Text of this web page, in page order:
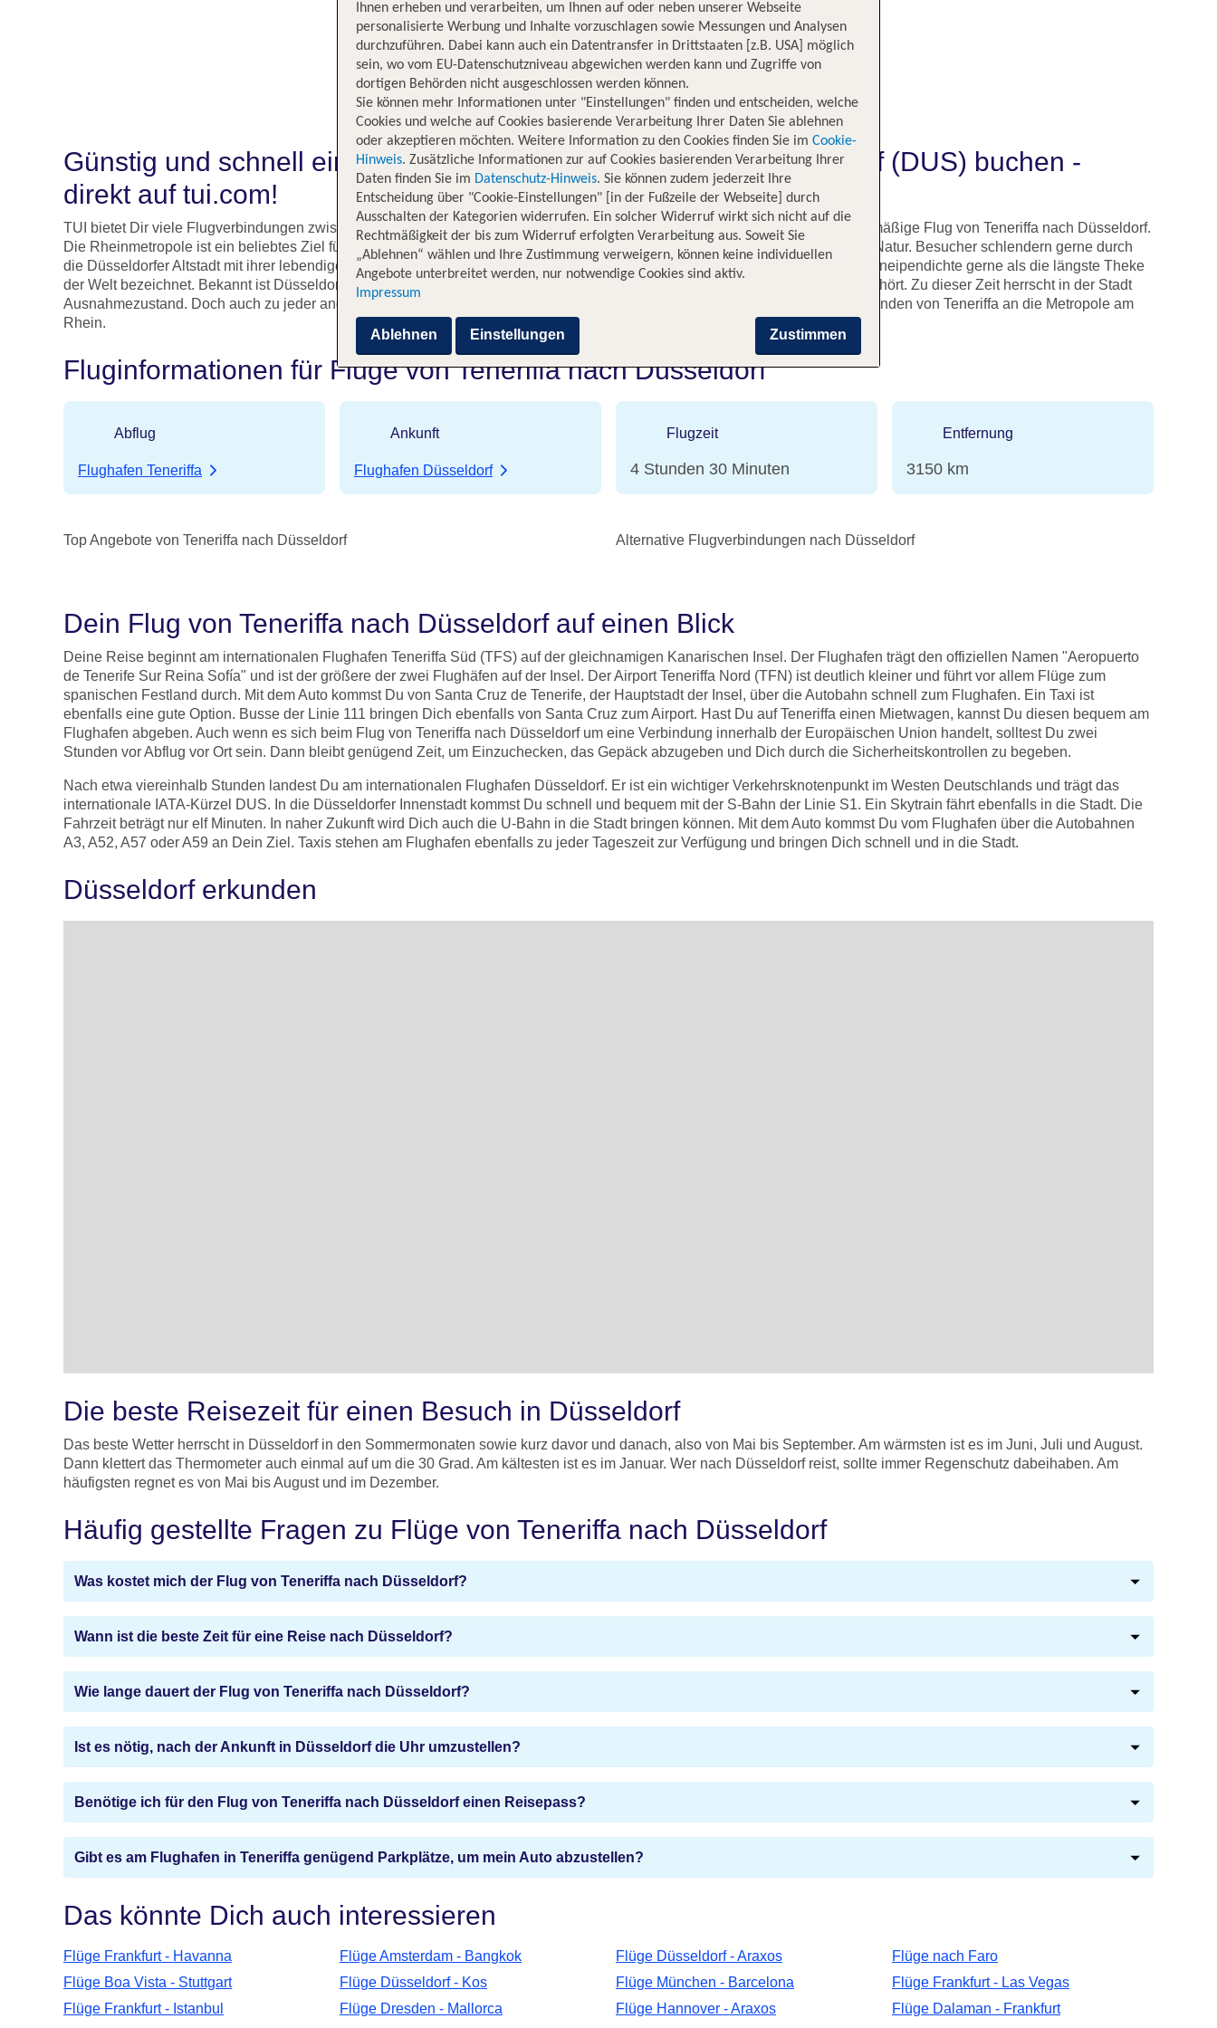
Günstig und schnell einen Flug von Teneriffa (TFS) nach Düsseldorf (DUS) buchen -
direkt auf tui.com!
TUI bietet Dir viele Flugverbindungen zwischen der Kanarischen Insel Teneriffa und Deutschland an, darunter ist auch er regelmäßige Flug von Teneriffa nach Düsseldorf.
Die Rheinmetropole ist ein beliebtes Ziel für einen Städtetrip und bietet eine gute Mischung aus Museen, Urban Art und grüner Natur. Besucher schlendern gerne durch
die Düsseldorfer Altstadt mit ihrer lebendigen Szene an Restaurants, Cafés und Bars. Die Innenstadt wird aufgrund der hohen Kneipendichte gerne als die längste Theke
der Welt bezeichnet. Bekannt ist Düsseldorf natürlich auch für seinen Karneval, der zu den größten seiner Art in Deutschland gehört. Zu dieser Zeit herrscht in der Stadt
Ausnahmezustand. Doch auch zu jeder anderen Jahreszeit ist Düsseldorf sehenswert. Mit TUI fliegst Du in etwa viereinhalb Stunden von Teneriffa an die Metropole am
Rhein.
Fluginformationen für Flüge von Teneriffa nach Düsseldorf
Abflug
Flughafen Teneriffa
Ankunft
Flughafen Düsseldorf
Flugzeit
4 Stunden 30 Minuten
Entfernung
3150 km
Top Angebote von Teneriffa nach Düsseldorf Alternative Flugverbindungen nach Düsseldorf
Dein Flug von Teneriffa nach Düsseldorf auf einen Blick
Deine Reise beginnt am internationalen Flughafen Teneriffa Süd (TFS) auf der gleichnamigen Kanarischen Insel. Der Flughafen trägt den offiziellen Namen "Aeropuerto
de Tenerife Sur Reina Sofía" und ist der größere der zwei Flughäfen auf der Insel. Der Airport Teneriffa Nord (TFN) ist deutlich kleiner und führt vor allem Flüge zum
spanischen Festland durch. Mit dem Auto kommst Du von Santa Cruz de Tenerife, der Hauptstadt der Insel, über die Autobahn schnell zum Flughafen. Ein Taxi ist
ebenfalls eine gute Option. Busse der Linie 111 bringen Dich ebenfalls von Santa Cruz zum Airport. Hast Du auf Teneriffa einen Mietwagen, kannst Du diesen bequem am
Flughafen abgeben. Auch wenn es sich beim Flug von Teneriffa nach Düsseldorf um eine Verbindung innerhalb der Europäischen Union handelt, solltest Du zwei
Stunden vor Abflug vor Ort sein. Dann bleibt genügend Zeit, um Einzuchecken, das Gepäck abzugeben und Dich durch die Sicherheitskontrollen zu begeben.
Nach etwa viereinhalb Stunden landest Du am internationalen Flughafen Düsseldorf. Er ist ein wichtiger Verkehrsknotenpunkt im Westen Deutschlands und trägt das
internationale IATA-Kürzel DUS. In die Düsseldorfer Innenstadt kommst Du schnell und bequem mit der S-Bahn der Linie S1. Ein Skytrain fährt ebenfalls in die Stadt. Die
Fahrzeit beträgt nur elf Minuten. In naher Zukunft wird Dich auch die U-Bahn in die Stadt bringen können. Mit dem Auto kommst Du vom Flughafen über die Autobahnen
A3, A52, A57 oder A59 an Dein Ziel. Taxis stehen am Flughafen ebenfalls zu jeder Tageszeit zur Verfügung und bringen Dich schnell und in die Stadt.
Düsseldorf erkunden
Die beste Reisezeit für einen Besuch in Düsseldorf
Das beste Wetter herrscht in Düsseldorf in den Sommermonaten sowie kurz davor und danach, also von Mai bis September. Am wärmsten ist es im Juni, Juli und August.
Dann klettert das Thermometer auch einmal auf um die 30 Grad. Am kältesten ist es im Januar. Wer nach Düsseldorf reist, sollte immer Regenschutz dabeihaben. Am
häufigsten regnet es von Mai bis August und im Dezember.
Häufig gestellte Fragen zu Flüge von Teneriffa nach Düsseldorf
Was kostet mich der Flug von Teneriffa nach Düsseldorf?
Wann ist die beste Zeit für eine Reise nach Düsseldorf?
Wie lange dauert der Flug von Teneriffa nach Düsseldorf?
Ist es nötig, nach der Ankunft in Düsseldorf die Uhr umzustellen?
Benötige ich für den Flug von Teneriffa nach Düsseldorf einen Reisepass?
Gibt es am Flughafen in Teneriffa genügend Parkplätze, um mein Auto abzustellen?
Das könnte Dich auch interessieren
Flüge Frankfurt - Havanna Flüge Amsterdam - Bangkok Flüge Düsseldorf - Araxos
Flüge nach Faro
Flüge Boa Vista - Stuttgart
Flüge Düsseldorf - Kos Flüge München - Barcelona
Flüge Frankfurt - Las Vegas
Flüge Frankfurt - Istanbul
Flüge Dresden - Mallorca Flüge Hannover - Araxos
Flüge Dalaman - Frankfurt
Ihnen erheben und verarbeiten, um Ihnen auf oder neben unserer Webseite
personalisierte Werbung und Inhalte vorzuschlagen sowie Messungen und Analysen
durchzuführen. Dabei kann auch ein Datentransfer in Drittstaaten [z.B. USA] möglich
sein, wo vom EU-Datenschutzniveau abgewichen werden kann und Zugriffe von
dortigen Behörden nicht ausgeschlossen werden können.
Sie können mehr Informationen unter "Einstellungen" finden und entscheiden, welche
Cookies und welche auf Cookies basierende Verarbeitung Ihrer Daten Sie ablehnen
oder akzeptieren möchten. Weitere Information zu den Cookies finden Sie im Cookie-
Hinweis. Zusätzliche Informationen zur auf Cookies basierenden Verarbeitung Ihrer
Daten finden Sie im Datenschutz-Hinweis. Sie können zudem jederzeit Ihre
Entscheidung über "Cookie-Einstellungen" [in der Fußzeile der Webseite] durch
Ausschalten der Kategorien widerrufen. Ein solcher Widerruf wirkt sich nicht auf die
Rechtmäßigkeit der bis zum Widerruf erfolgten Verarbeitung aus. Soweit Sie
„Ablehnen“ wählen und Ihre Zustimmung verweigern, können keine individuellen
Angebote unterbreitet werden, nur notwendige Cookies sind aktiv.
Impressum
Zustimmen
Ablehnen Einstellungen